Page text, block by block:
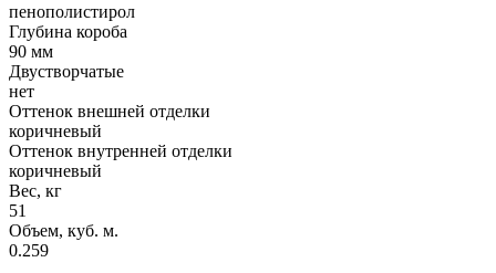
пенополистирол
Глубина короба
90 мм
Двустворчатые
нет
Оттенок внешней отделки
коричневый
Оттенок внутренней отделки
коричневый
Вес, кг
51
Объем, куб. м.
0.259